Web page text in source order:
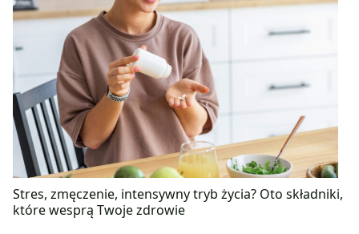
Stres, zmęczenie, intensywny tryb życia? Oto składniki,
które wesprą Twoje zdrowie